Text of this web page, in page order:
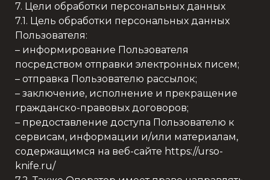
7. Цели обработки персональных данных
7.1. Цель обработки персональных данных
Пользователя:
– информирование Пользователя
посредством отправки электронных писем;
– отправка Пользователю рассылок;
– заключение, исполнение и прекращение
гражданско-правовых договоров;
– предоставление доступа Пользователю к
сервисам, информации и/или материалам,
содержащимся на веб-сайте https://urso-
knife.ru/